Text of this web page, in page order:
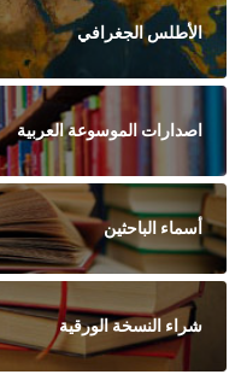
الأطلس الجغرافي
اصدارات الموسوعة العربية
أسماء الباحثين
شراء النسخة الورقية